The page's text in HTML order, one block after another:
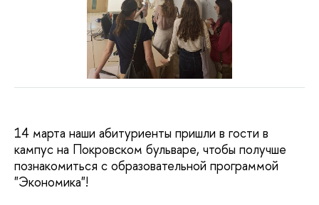
14 марта наши абитуриенты пришли в гости в
кампус на Покровском бульваре, чтобы получше
познакомиться с образовательной программой
"Экономика"!